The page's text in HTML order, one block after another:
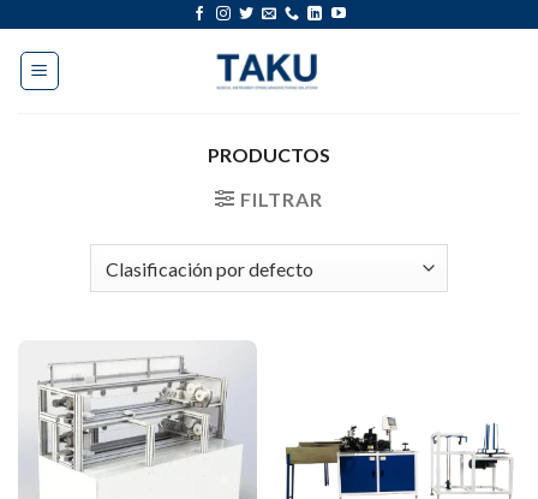
contenido
PRODUCTOS
FILTRAR